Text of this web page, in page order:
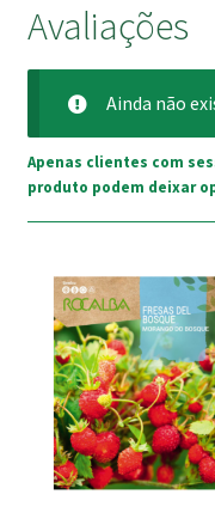
Avaliações
Ainda não
Apenas clientes com
produto podem deixar